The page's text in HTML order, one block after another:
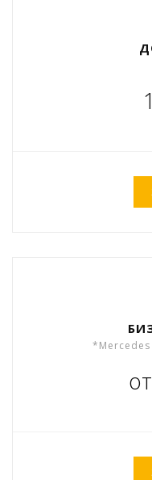
*Mercedes